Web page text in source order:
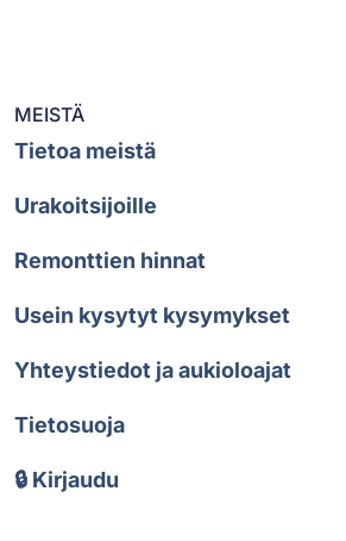
MEISTÄ
Tietoa meistä
Urakoitsijoille
Remonttien hinnat
Usein kysytyt kysymykset
Yhteystiedot ja aukioloajat
Tietosuoja
🔒 Kirjaudu